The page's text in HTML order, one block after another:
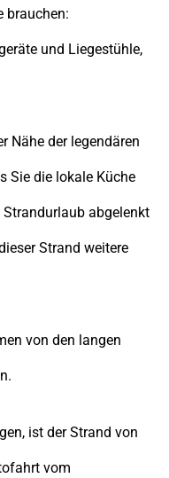
brauchen:
und Liegestühle,
Nähe der legendären
Sie die lokale Küche
abgelenkt
Strand weitere
von den langen
ist der Strand von
vom